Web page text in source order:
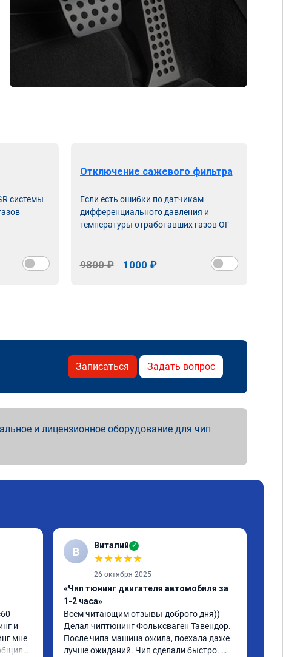
системы
Отключение сажевого фильтра
Если есть ошибки по датчикам
дифференциального давления и
температуры отработавших газов ОГ
9800 ₽ 1000 ₽
Записаться Задать вопрос
и лицензионное оборудование для чип
и
мне
В Виталий ✓
★★★★★
26 октября 2025
«Чип тюнинг двигателя автомобиля за
1-2 часа»
Всем читающим отзывы-доброго дня))
Делал чиптюнинг Фольксваген Тавендор.
После чипа машина ожила, поехала даже
лучше ожиданий. Чип сделали быстро.